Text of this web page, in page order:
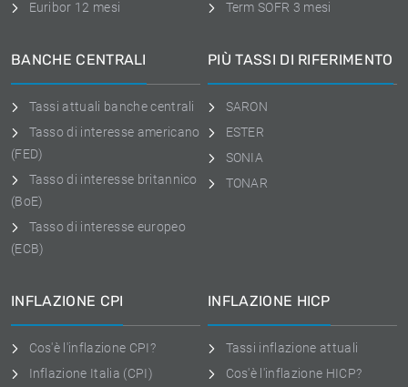
Euribor 12 mesi
Term SOFR 3 mesi
BANCHE CENTRALI
Tassi attuali banche centrali
Tasso di interesse americano
(FED)
Tasso di interesse britannico
(BoE)
Tasso di interesse europeo
(ECB)
PIÙ TASSI DI RIFERIMENTO
SARON
ESTER
SONIA
TONAR
INFLAZIONE CPI
Cos'è l'inflazione CPI?
Inflazione Italia (CPI)
INFLAZIONE HICP
Tassi inflazione attuali
Cos'è l'inflazione HICP?